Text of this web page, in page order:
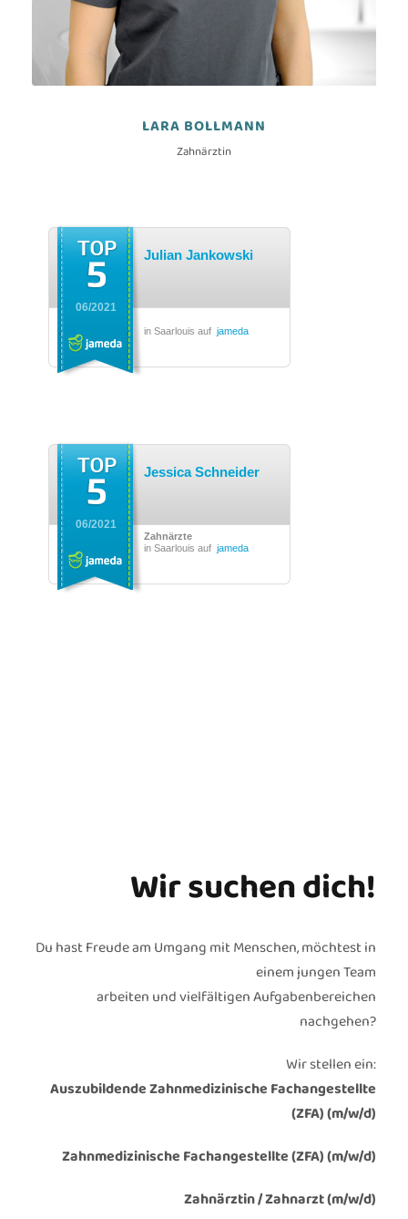
LARA BOLLMANN
Zahnärztin
Julian Jankowski
in Saarlouis auf jameda
06/2021
Jessica Schneider
Zahnärzte
in Saarlouis auf jameda
06/2021
Wir suchen dich!
Du hast Freude am Umgang mit Menschen, möchtest in
einem jungen Team
arbeiten und vielfältigen Aufgabenbereichen
nachgehen?
Wir stellen ein:
Auszubildende Zahnmedizinische Fachangestellte
(ZFA) (m/w/d)
Zahnmedizinische Fachangestellte (ZFA) (m/w/d)
Zahnärztin / Zahnarzt (m/w/d)